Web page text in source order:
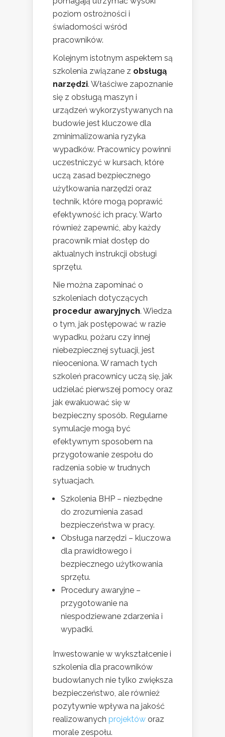
poziom ostrożności i
świadomości wśród
pracowników.
Kolejnym istotnym aspektem są
szkolenia związane z obsługą
narzędzi. Właściwe zapoznanie
się z obsługą maszyn i
urządzeń wykorzystywanych na
budowie jest kluczowe dla
zminimalizowania ryzyka
wypadków. Pracownicy powinni
uczestniczyć w kursach, które
uczą zasad bezpiecznego
użytkowania narzędzi oraz
technik, które mogą poprawić
efektywność ich pracy. Warto
również zapewnić, aby każdy
pracownik miał dostęp do
aktualnych instrukcji obsługi
sprzętu.
Nie można zapominać o
szkoleniach dotyczących
procedur awaryjnych. Wiedza
o tym, jak postępować w razie
wypadku, pożaru czy innej
niebezpiecznej sytuacji, jest
nieoceniona. W ramach tych
szkoleń pracownicy uczą się, jak
udzielać pierwszej pomocy oraz
jak ewakuować się w
bezpieczny sposób. Regularne
symulacje mogą być
efektywnym sposobem na
przygotowanie zespołu do
radzenia sobie w trudnych
sytuacjach.
Szkolenia BHP – niezbędne
do zrozumienia zasad
bezpieczeństwa w pracy.
Obsługa narzędzi – kluczowa
dla prawidłowego i
bezpiecznego użytkowania
sprzętu.
Procedury awaryjne –
przygotowanie na
niespodziewane zdarzenia i
wypadki.
Inwestowanie w wykształcenie i
szkolenia dla pracowników
budowlanych nie tylko zwiększa
bezpieczeństwo, ale również
pozytywnie wpływa na jakość
realizowanych projektów oraz
morale zespołu.